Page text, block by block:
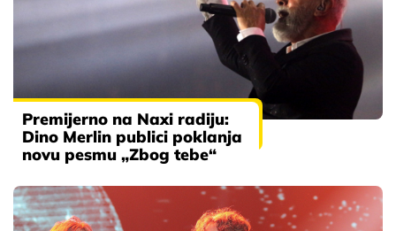
Premijerno na Naxi radiju:
Dino Merlin publici poklanja
novu pesmu „Zbog tebe“